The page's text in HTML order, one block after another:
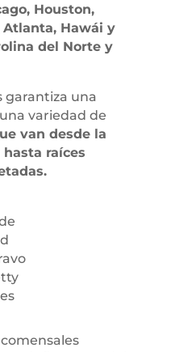
Houston,
Atlanta, Hawái y
del Norte y
garantiza una
variedad de
van desde la
raíces